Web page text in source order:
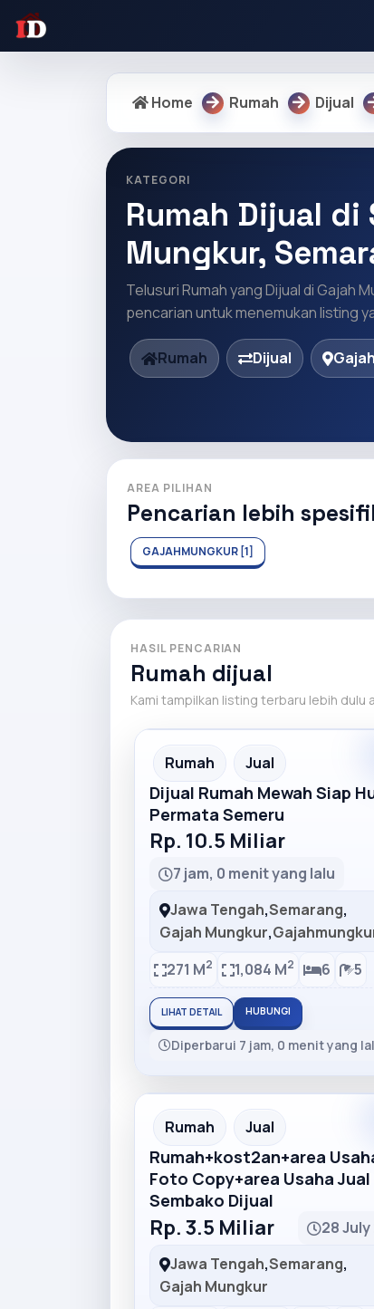
Home Rumah Dijual
KATEGORI
Rumah Dijual di
Mungkur,
Telusuri Rumah yang Dijual di Gajah
pencarian untuk menemukan listing
Rumah Dijual
AREA PILIHAN
Pencarian lebih
GAJAHMUNGKUR [1]
HASIL PENCARIAN
Rumah dijual
Kami tampilkan listing terbaru lebih dulu
Recommended
Rumah Jual
Dijual Rumah Mewah Siap
Permata Semeru
Rp. 10.5 Miliar
7 jam, 0 menit yang lalu
Jawa Tengah,Semarang,
Gajah Mungkur,
271 M2 1,084 M2 6 5
LIHAT DETAIL HUBUNGI
Diperbarui 7 jam, 0 menit yang
Recommended
Rumah Jual
Rumah+kost2an+area
Foto Copy+area Usaha Jual
Sembako Dijual
Rp. 3.5 Miliar
28 July
Jawa Tengah,Semarang,
Gajah Mungkur